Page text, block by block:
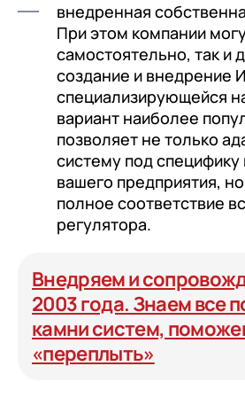
внедренная
При этом компании
самостоятельно, так и
создание и внедрение
специализирующейся
вариант наиболее
позволяет не только
систему под специфику
вашего предприятия,
полное соответствие
регулятора.
Внедряем и
2003 года. Знаем все
камни систем,
«переплыть»